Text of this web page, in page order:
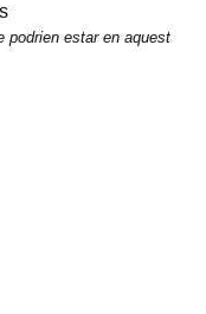
podrien estar en aquest